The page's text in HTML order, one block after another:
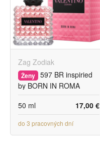
Zag Zodiak
Ženy 597 BR inspiried
by BORN IN ROMA
DONNA VALENTINO
17,00 €
50 ml
do 3 pracovných dní